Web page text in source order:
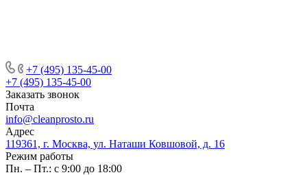
+7 (495) 135-45-00
+7 (495) 135-45-00
Заказать звонок
Почта
info@cleanprosto.ru
Адрес
119361, г. Москва, ул. Наташи Ковшовой, д. 16
Режим работы
Пн. – Пт.: с 9:00 до 18:00